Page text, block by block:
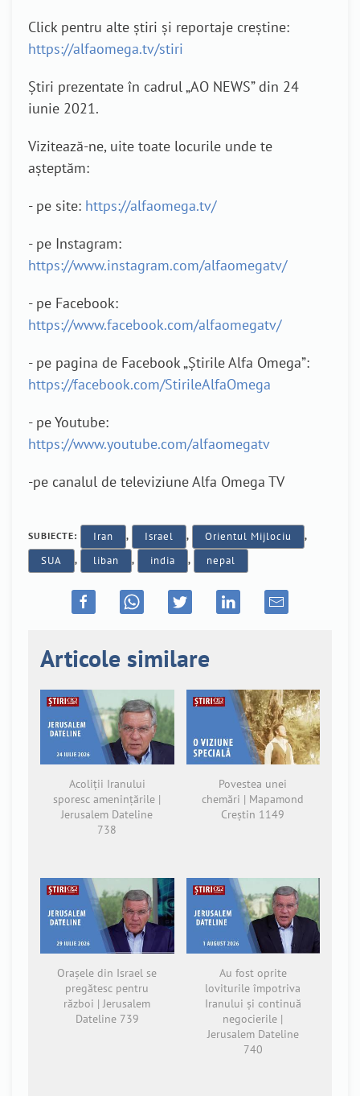
Click pentru alte știri și reportaje creștine:
https://alfaomega.tv/stiri
Știri prezentate în cadrul „AO NEWS” din 24
iunie 2021.
Vizitează-ne, uite toate locurile unde te
așteptăm:
- pe site: https://alfaomega.tv/
- pe Instagram:
https://www.instagram.com/alfaomegatv/
- pe Facebook:
https://www.facebook.com/alfaomegatv/
- pe pagina de Facebook „Știrile Alfa Omega”:
https://facebook.com/StirileAlfaOmega
- pe Youtube:
https://www.youtube.com/alfaomegatv
-pe canalul de televiziune Alfa Omega TV
SUBIECTE: Iran , Israel , Orientul Mijlociu ,
SUA , liban , india , nepal
Articole similare
Acoliții Iranului
sporesc amenințările |
Jerusalem Dateline
738
Povestea unei
chemări | Mapamond
Creștin 1149
Orașele din Israel se
pregătesc pentru
război | Jerusalem
Dateline 739
Au fost oprite
loviturile împotriva
Iranului și continuă
negocierile |
Jerusalem Dateline
740